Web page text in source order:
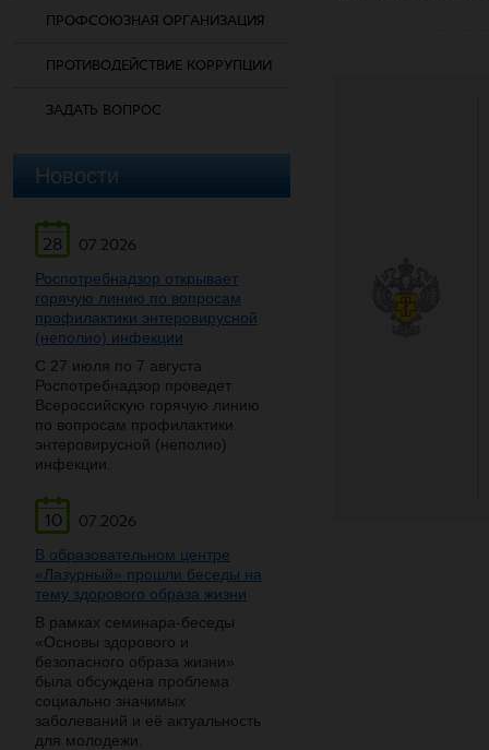
ПРОФСОЮЗНАЯ ОРГАНИЗАЦИЯ
ПРОТИВОДЕЙСТВИЕ КОРРУПЦИИ
ЗАДАТЬ ВОПРОС
Новости
28
07.2026
Роспотребнадзор открывает
горячую линию по вопросам
профилактики энтеровирусной
(неполио) инфекции
С 27 июля по 7 августа
Роспотребнадзор проведет
Всероссийскую горячую линию
по вопросам профилактики
энтеровирусной (неполио)
инфекции.
10
07.2026
В образовательном центре
«Лазурный» прошли беседы на
тему здорового образа жизни
В рамках семинара-беседы
«Основы здорового и
безопасного образа жизни»
была обсуждена проблема
социально значимых
заболеваний и её актуальность
для молодежи.